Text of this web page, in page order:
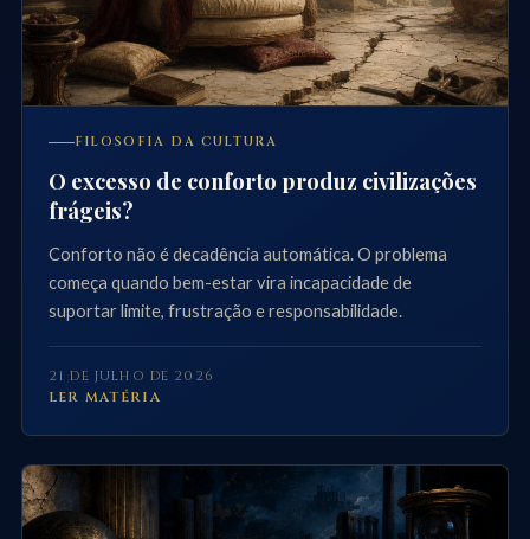
FILOSOFIA DA CULTURA
O excesso de conforto produz civilizações
frágeis?
Conforto não é decadência automática. O problema
começa quando bem-estar vira incapacidade de
suportar limite, frustração e responsabilidade.
21 DE JULHO DE 2026
LER MATÉRIA